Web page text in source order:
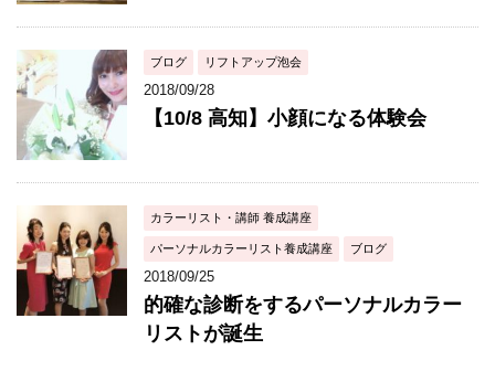
ブログ リフトアップ泡会
2018/09/28
【10/8 高知】小顔になる体験会
カラーリスト・講師 養成講座
パーソナルカラーリスト養成講座 ブログ
2018/09/25
的確な診断をするパーソナルカラー
リストが誕生